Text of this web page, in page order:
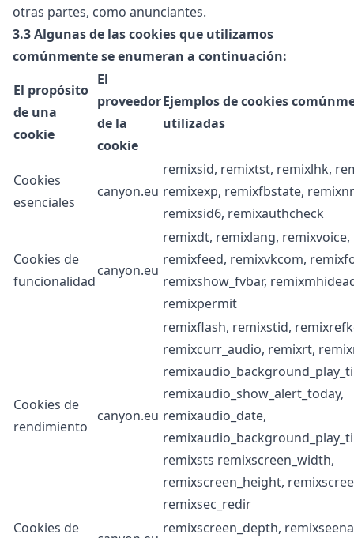
otras partes, como anunciantes.
3.3Algunas de las cookies que utilizamos
comúnmente se enumeran a continuación:
El propósito
de una
cookie
El
proveedor
de la
cookie
Ejemplos de cookies
utilizadas
Cookies
esenciales
canyon.eu
remixsid, remixtst, remixlhk,
remixexp, remixfbstate,
remixsid6, remixauthcheck
Cookies de
funcionalidad
canyon.eu
remixdt, remixlang, remixvoice,
remixfeed, remixvkcom,
remixshow_fvbar,
remixpermit
Cookies de
rendimiento
canyon.eu
remixflash, remixstid,
remixcurr_audio, remixrt,
remixaudio_show_alert_today,
remixaudio_date,
remixsts remixscreen_width,
remixscreen_height,
remixsec_redir
Cookies de
remixscreen_depth,